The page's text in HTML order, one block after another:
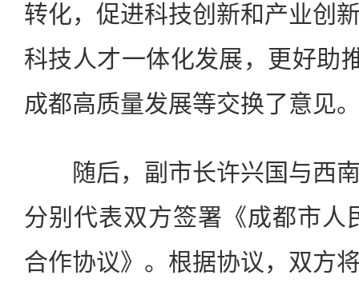
转化，促进科技创新和产业创
科技人才一体化发展，更好助
成都高质量发展等交换了意见
随后，副市长许兴国与西南
分别代表双方签署《成都市人
合作协议》。根据协议，双方